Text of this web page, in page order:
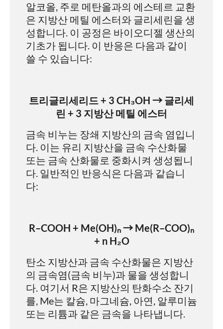
알코올, 주로 메탄올과의 에스테르 교환
은 지방산 메틸 에스터와 글리세린을 생
성합니다. 이 공정은 바이오디젤 생산의
기초가 됩니다. 이 반응은 다음과 같이
쓸 수 있습니다:
트리글리세리드 + 3 CH₃OH → 글리세
린 + 3 지방산 메틸 에스터
금속 비누는 장쇄 지방산의 금속 염입니
다. 이는 유리 지방산을 금속 수산화물
또는 금속 산화물로 중화시켜 생성됩니
다. 일반적인 반응식은 다음과 같습니
다:
R–COOH + Me(OH)ₙ → Me(R–COO)ₙ
+ n H₂O
탄소 지방산과 금속 수산화물은 지방산
의 금속염(금속 비누)과 물을 생성합니
다. 여기서 R은 지방산의 탄화수소 잔기
를, Me는 칼슘, 마그네슘, 아연, 알루미늄
또는 리튬과 같은 금속을 나타냅니다.